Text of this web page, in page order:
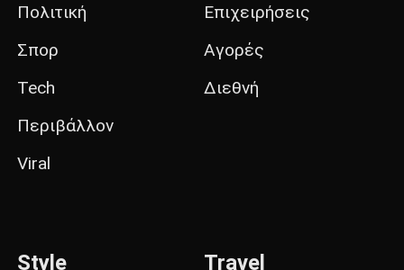
Πολιτική
Σπορ
Tech
Περιβάλλον
Viral
Επιχειρήσεις
Αγορές
Διεθνή
Style Travel